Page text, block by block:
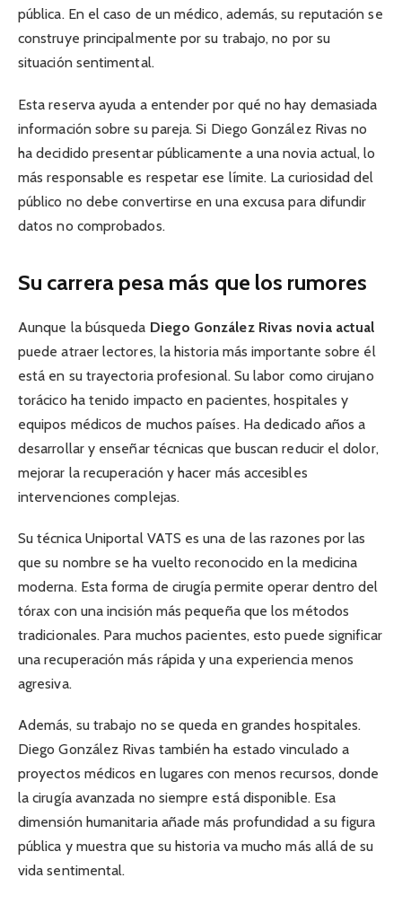
pública. En el caso de un médico, además, su reputación se
construye principalmente por su trabajo, no por su
situación sentimental.
Esta reserva ayuda a entender por qué no hay demasiada
información sobre su pareja. Si Diego González Rivas no
ha decidido presentar públicamente a una novia actual, lo
más responsable es respetar ese límite. La curiosidad del
público no debe convertirse en una excusa para difundir
datos no comprobados.
Su carrera pesa más que los rumores
Aunque la búsqueda Diego González Rivas novia actual
puede atraer lectores, la historia más importante sobre él
está en su trayectoria profesional. Su labor como cirujano
torácico ha tenido impacto en pacientes, hospitales y
equipos médicos de muchos países. Ha dedicado años a
desarrollar y enseñar técnicas que buscan reducir el dolor,
mejorar la recuperación y hacer más accesibles
intervenciones complejas.
Su técnica Uniportal VATS es una de las razones por las
que su nombre se ha vuelto reconocido en la medicina
moderna. Esta forma de cirugía permite operar dentro del
tórax con una incisión más pequeña que los métodos
tradicionales. Para muchos pacientes, esto puede significar
una recuperación más rápida y una experiencia menos
agresiva.
Además, su trabajo no se queda en grandes hospitales.
Diego González Rivas también ha estado vinculado a
proyectos médicos en lugares con menos recursos, donde
la cirugía avanzada no siempre está disponible. Esa
dimensión humanitaria añade más profundidad a su figura
pública y muestra que su historia va mucho más allá de su
vida sentimental.